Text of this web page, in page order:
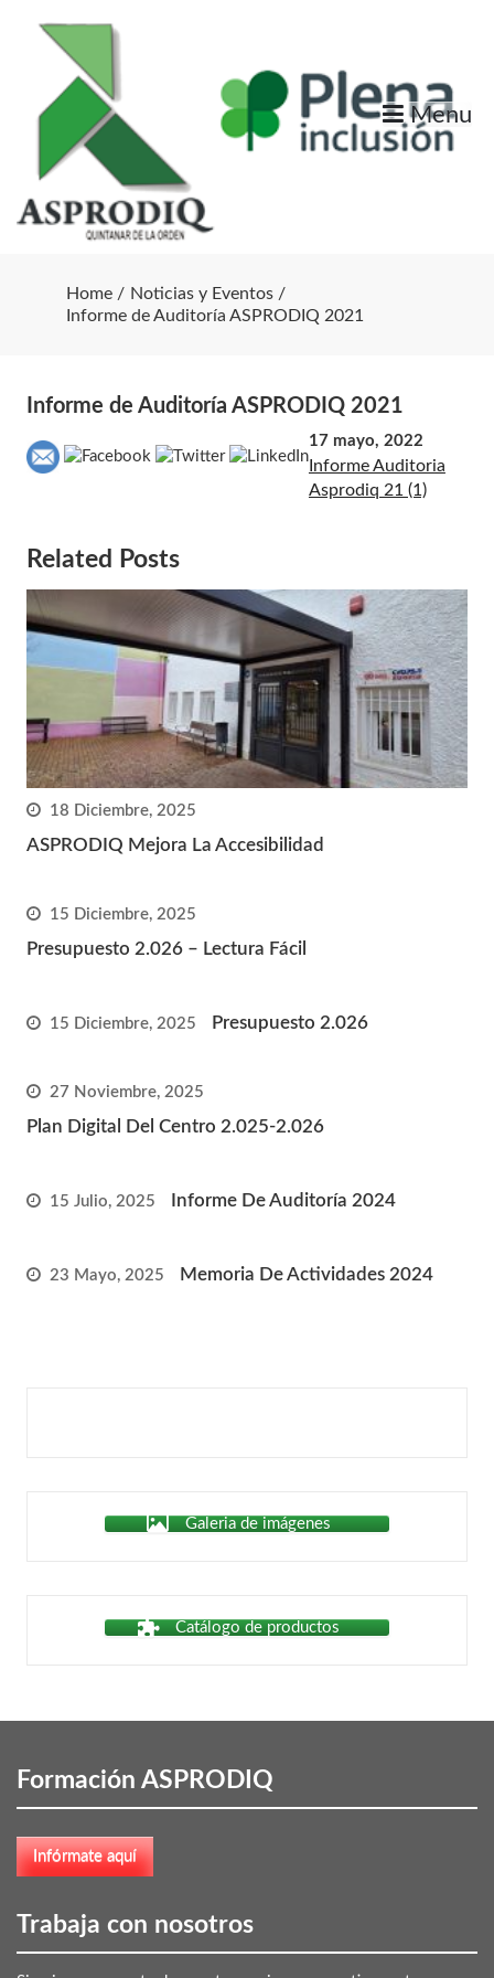
Menu
Home
Noticias y Eventos
Informe de Auditoría ASPRODIQ 2021
Informe de Auditoría ASPRODIQ 2021
17 mayo, 2022
Informe Auditoria
Asprodiq 21 (1)
Related Posts
18 Diciembre, 2025
ASPRODIQ Mejora La Accesibilidad
15 Diciembre, 2025
Presupuesto 2.026 – Lectura Fácil
15 Diciembre, 2025 Presupuesto 2.026
27 Noviembre, 2025
Plan Digital Del Centro 2.025-2.026
15 Julio, 2025 Informe De Auditoría 2024
23 Mayo, 2025 Memoria De Actividades 2024
Galeria de imágenes
Catálogo de productos
Formación ASPRODIQ
Trabaja con nosotros